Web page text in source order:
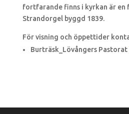
fortfarande finns i kyrkan är en
Strandorgel byggd 1839.
För visning och öppettider
Burträsk_Lövångers Pastorat